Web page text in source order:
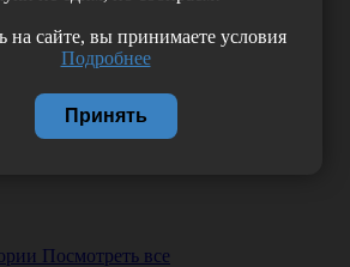
Посмотреть все
на сайте, вы принимаете условия
Подробнее
Принять